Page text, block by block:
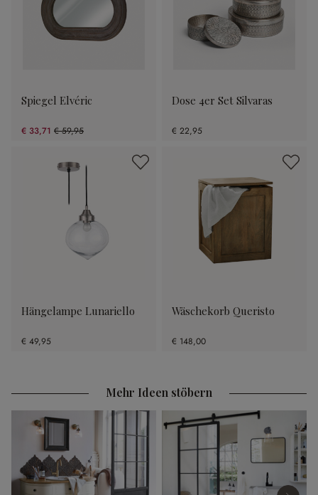
Spiegel Elvéric
€ 33,71 € 59,95
(43.77% gespart)
Dose 4er Set Silvaras
€ 22,95
Hängelampe Lunariello
€ 49,95
Wäschekorb Queristo
€ 148,00
Mehr Ideen stöbern